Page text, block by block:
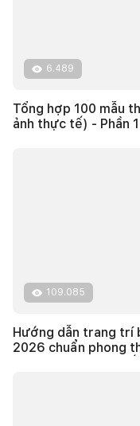
6.489
Tổng hợp 100 mẫu
ảnh thực tế) - Phần 1
109.085
Hướng dẫn trang trí
2026 chuẩn phong